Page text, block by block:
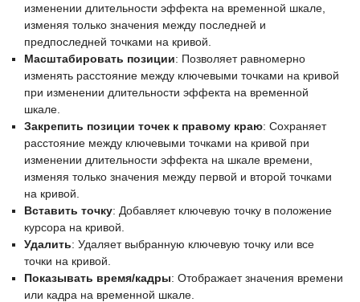
изменении длительности эффекта на временной шкале,
изменяя только значения между последней и
предпоследней точками на кривой.
Масштабировать позиции: Позволяет равномерно
изменять расстояние между ключевыми точками на кривой
при изменении длительности эффекта на временной
шкале.
Закрепить позиции точек к правому краю: Сохраняет
расстояние между ключевыми точками на кривой при
изменении длительности эффекта на шкале времени,
изменяя только значения между первой и второй точками
на кривой.
Вставить точку: Добавляет ключевую точку в положение
курсора на кривой.
Удалить: Удаляет выбранную ключевую точку или все
точки на кривой.
Показывать время/кадры: Отображает значения времени
или кадра на временной шкале.